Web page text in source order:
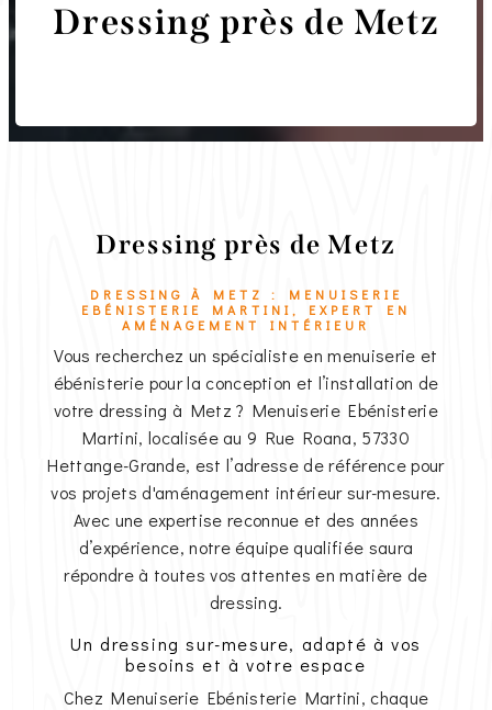
Dressing près de Metz
Dressing près de Metz
DRESSING À METZ : MENUISERIE
EBÉNISTERIE MARTINI, EXPERT EN
AMÉNAGEMENT INTÉRIEUR
Vous recherchez un spécialiste en menuiserie et
ébénisterie pour la conception et l’installation de
votre dressing à Metz ? Menuiserie Ebénisterie
Martini, localisée au 9 Rue Roana, 57330
Hettange-Grande, est l’adresse de référence pour
vos projets d'aménagement intérieur sur-mesure.
Avec une expertise reconnue et des années
d’expérience, notre équipe qualifiée saura
répondre à toutes vos attentes en matière de
dressing.
Un dressing sur-mesure, adapté à vos
besoins et à votre espace
Chez Menuiserie Ebénisterie Martini, chaque